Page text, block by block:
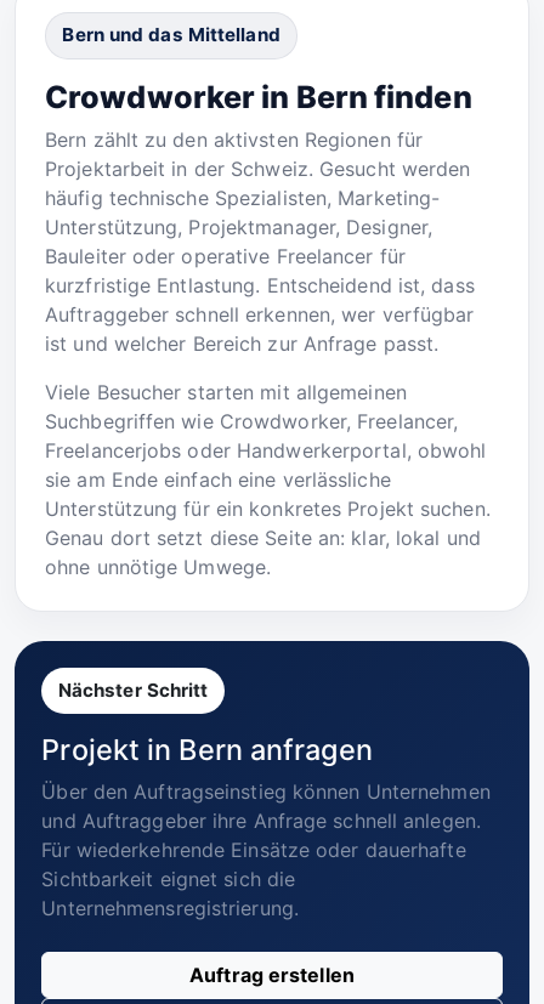
Bern und das Mittelland
Crowdworker in Bern finden
Bern zählt zu den aktivsten Regionen für
Projektarbeit in der Schweiz. Gesucht werden
häufig technische Spezialisten, Marketing-
Unterstützung, Projektmanager, Designer,
Bauleiter oder operative Freelancer für
kurzfristige Entlastung. Entscheidend ist, dass
Auftraggeber schnell erkennen, wer verfügbar
ist und welcher Bereich zur Anfrage passt.
Viele Besucher starten mit allgemeinen
Suchbegriffen wie Crowdworker, Freelancer,
Freelancerjobs oder Handwerkerportal, obwohl
sie am Ende einfach eine verlässliche
Unterstützung für ein konkretes Projekt suchen.
Genau dort setzt diese Seite an: klar, lokal und
ohne unnötige Umwege.
Nächster Schritt
Projekt in Bern anfragen
Über den Auftragseinstieg können Unternehmen
und Auftraggeber ihre Anfrage schnell anlegen.
Für wiederkehrende Einsätze oder dauerhafte
Sichtbarkeit eignet sich die
Unternehmensregistrierung.
Auftrag erstellen